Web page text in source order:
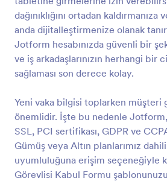
dağınıklığını ortadan kaldırmanıza
anda dijitalleştirmenize olanak
Jotform hesabınızda güvenli bir
ve iş arkadaşlarınızın herhangi bir
sağlaması son derece kolay.
Yeni vaka bilgisi toplarken müşteri
önemlidir. İşte bu nedenle
SSL, PCI sertifikası, GDPR ve
Gümüş veya Altın planlarımız
uyumluluğuna erişim seçeneğiyle
Görevlisi Kabul Formu